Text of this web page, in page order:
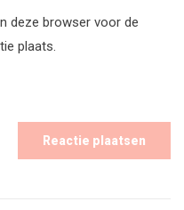
deze browser voor de
plaats.